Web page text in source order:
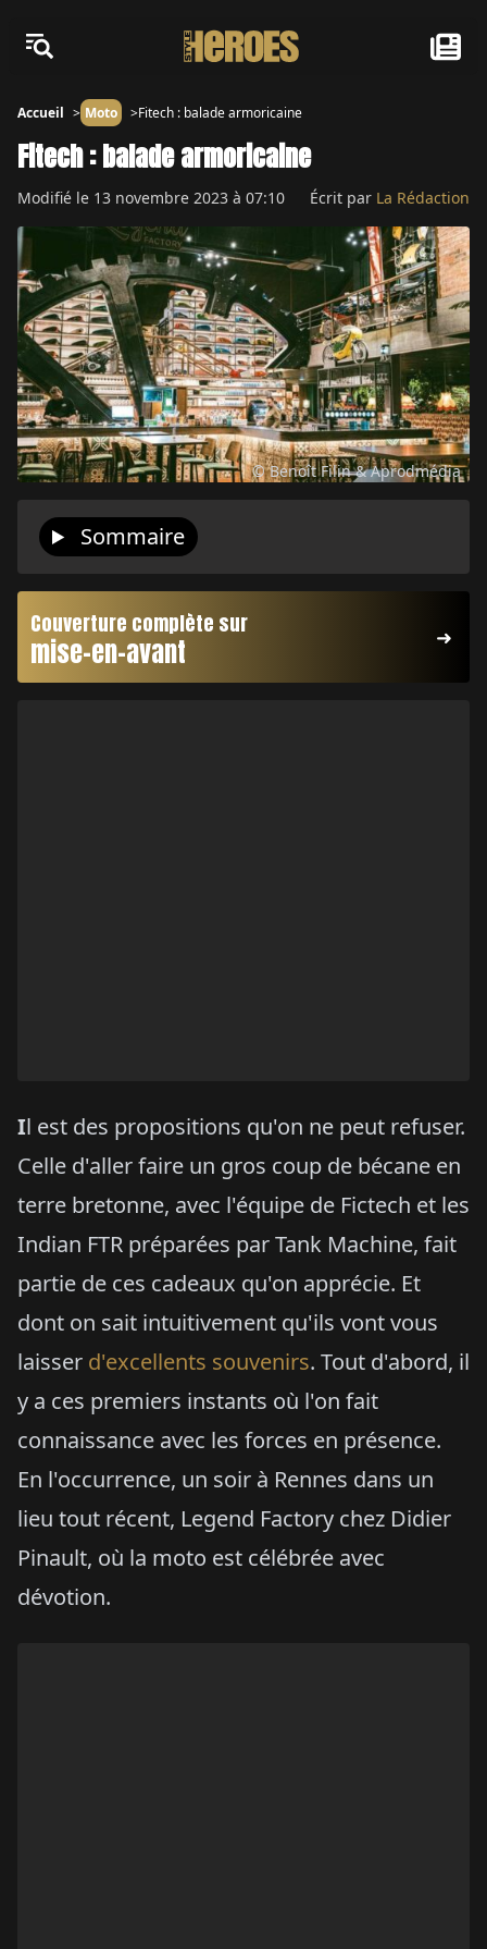
Accueil Moto Fitech : balade armoricaine
Fitech : balade armoricaine
Modifié le 13 novembre 2023 à 07:10 Écrit par La Rédaction
© Benoît Filin & Aprodmédia
Sommaire
Couverture complète sur
mise-en-avant
Il est des propositions qu'on ne peut refuser.
Celle d'aller faire un gros coup de bécane en
terre bretonne, avec l'équipe de Fictech et les
Indian FTR préparées par Tank Machine, fait
partie de ces cadeaux qu'on apprécie. Et
dont on sait intuitivement qu'ils vont vous
laisser d'excellents souvenirs. Tout d'abord, il
y a ces premiers instants où l'on fait
connaissance avec les forces en présence.
En l'occurrence, un soir à Rennes dans un
lieu tout récent, Legend Factory chez Didier
Pinault, où la moto est célébrée avec
dévotion.